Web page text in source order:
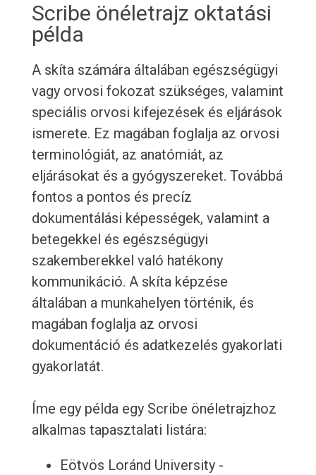
Scribe önéletrajz oktatási
példa
A skíta számára általában egészségügyi
vagy orvosi fokozat szükséges, valamint
speciális orvosi kifejezések és eljárások
ismerete. Ez magában foglalja az orvosi
terminológiát, az anatómiát, az
eljárásokat és a gyógyszereket. Továbbá
fontos a pontos és precíz
dokumentálási képességek, valamint a
betegekkel és egészségügyi
szakemberekkel való hatékony
kommunikáció. A skíta képzése
általában a munkahelyen történik, és
magában foglalja az orvosi
dokumentáció és adatkezelés gyakorlati
gyakorlatát.
Íme egy példa egy Scribe önéletrajzhoz
alkalmas tapasztalati listára:
Eötvös Loránd University -